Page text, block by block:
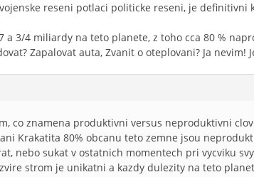
reseni potlaci politicke reseni, je
a 3/4 miliardy na teto planete, z toho cca 80 %
Zapalovat auta, Zvanit o oteplovani? Ja
co znamena produktivni versus neproduktivni
Krakatita 80% obcanu teto zemne jsou
nebo sukat v ostatnich momentech pri vycviku
strom je unikatni a kazdy dulezity na teto